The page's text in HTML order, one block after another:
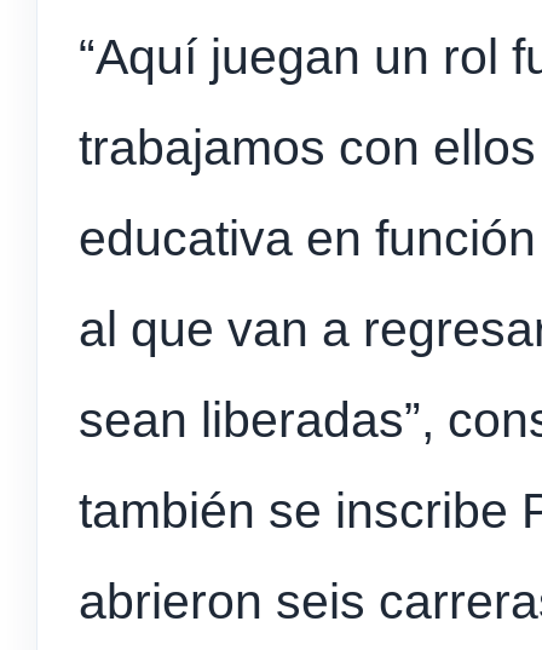
“Aquí juegan un rol
trabajamos con
educativa en
al que van a
sean liberadas”,
también se inscribe
abrieron seis